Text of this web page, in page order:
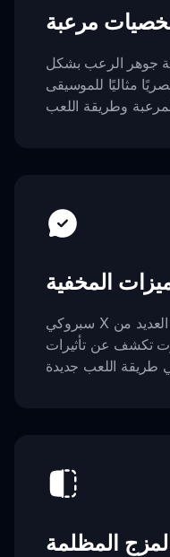
مرعبة
جوهر الرعب بشكل
مثاليًا للموسيقى
المخفية
سبروكي X ميلوفوبيا مليء بالمفاجآت. العديد من
تكشف عن تأثيرات
المظلمة